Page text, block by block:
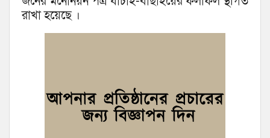
রাখা হয়েছে ।